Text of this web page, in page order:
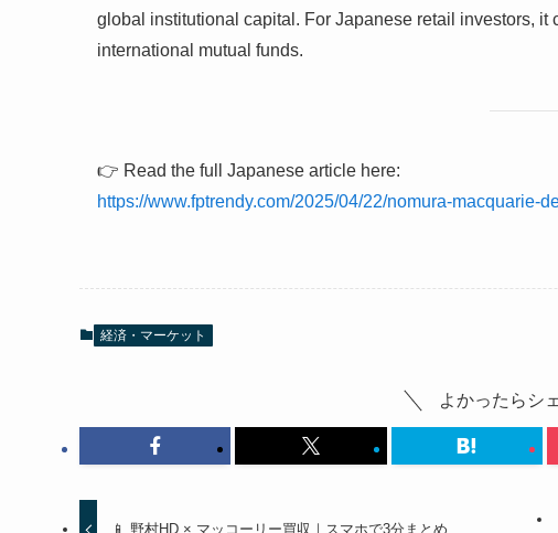
global institutional capital. For Japanese retail investors,
international mutual funds.
👉 Read the full Japanese article here:
https://www.fptrendy.com/2025/04/22/nomura-macquarie-
経済・マーケット
よかったらシ
📱 野村HD × マッコーリー買収｜スマホで3分まとめ